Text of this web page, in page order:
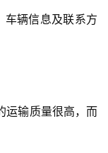
车辆信息及联系方
运输质量很高，而